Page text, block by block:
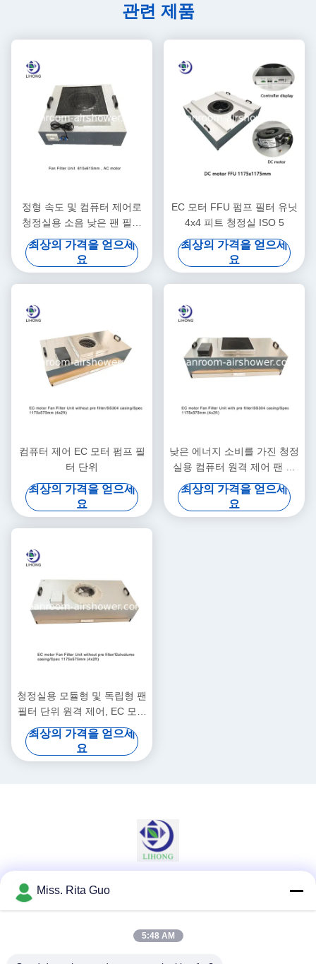
관련 제품
정형 속도 및 컴퓨터 제어로
청정실용 소음 낮은 팬 필터
단위
최상의 가격을 얻으세
요
EC 모터 FFU 펌프 필터 유닛
4x4 피트 청정실 ISO 5
최상의 가격을 얻으세
요
컴퓨터 제어 EC 모터 펌프 필
터 단위
최상의 가격을 얻으세
요
낮은 에너지 소비를 가진 청정
실용 컴퓨터 원격 제어 팬 필
터 단위
최상의 가격을 얻으세
요
청정실용 모듈형 및 독립형 팬
필터 단위 원격 제어, EC 모터
FFU
최상의 가격을 얻으세
요
빠른 연락
Miss. Rita Guo
5:48 AM